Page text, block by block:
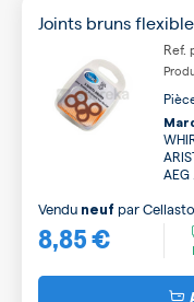
Joints bruns
Ref.
AEG ...
8,85 €
Vendu neuf par